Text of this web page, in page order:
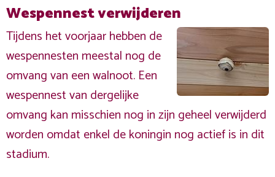
Wespennest verwijderen
Tijdens het voorjaar hebben de
wespennesten meestal nog de
omvang van een walnoot. Een
wespennest van dergelijke
omvang kan misschien nog in zijn geheel verwijderd
worden omdat enkel de koningin nog actief is in dit
stadium.